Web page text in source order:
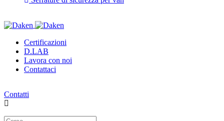
Certificazioni
D.LAB
Lavora con noi
Contattaci
Contatti